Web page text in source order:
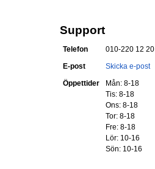
Support
Telefon
010-220 12 20
E-post
Skicka e-post
Öppettider
Mån: 8-18
Tis: 8-18
Ons: 8-18
Tor: 8-18
Fre: 8-18
Lör: 10-16
Sön: 10-16